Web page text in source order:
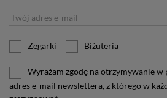
Zegarki Biżuteria
Wyrażam zgodę na otrzymywanie w
adres e-mail newslettera, z którego w